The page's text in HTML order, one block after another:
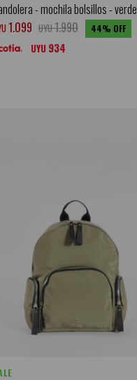
- mochila bolsillos - verde
1.099 UYU1.990 44
UYU 934